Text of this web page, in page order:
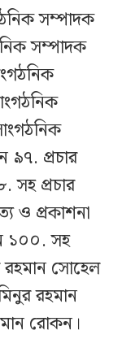
সম্পাদক
সম্পাদক
প্রচার
সহ প্রচার
ও প্রকাশনা
১০০. সহ
রহমান সোহেল
রহমান
রোকন।